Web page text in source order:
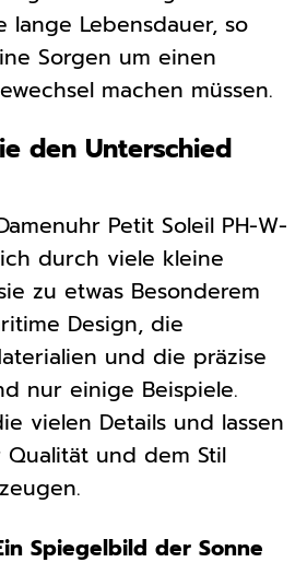
lange Lebensdauer, so
Sorgen um einen
machen müssen.
den Unterschied
Petit Soleil PH-W-
durch viele kleine
zu etwas Besonderem
Design, die
und die präzise
nur einige Beispiele.
vielen Details und lassen
und dem Stil
Spiegelbild der Sonne